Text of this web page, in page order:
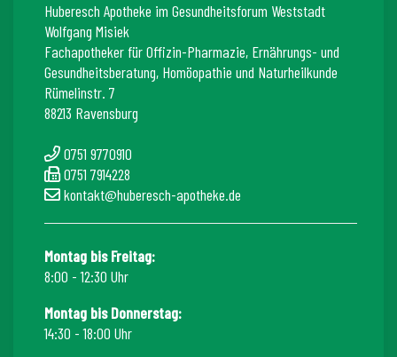
Huberesch Apotheke im Gesundheitsforum Weststadt
Wolfgang Misiek
Fachapotheker für Offizin-Pharmazie, Ernährungs- und
Gesundheitsberatung, Homöopathie und Naturheilkunde
Rümelinstr. 7
88213 Ravensburg
0751 9770910
0751 7914228
kontakt@huberesch-apotheke.de
Montag bis Freitag:
8:00 - 12:30 Uhr
Montag bis Donnerstag:
14:30 - 18:00 Uhr